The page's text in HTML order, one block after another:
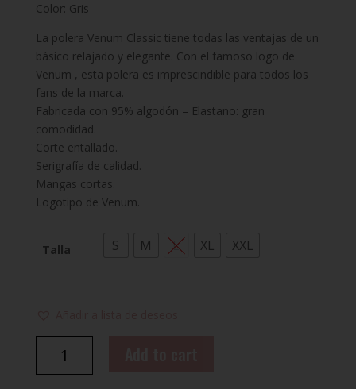
Color: Gris
La polera Venum Classic tiene todas las ventajas de un
básico relajado y elegante. Con el famoso logo de
Venum , esta polera es imprescindible para todos los
fans de la marca.
Fabricada con 95% algodón – Elastano: gran
comodidad.
Corte entallado.
Serigrafía de calidad.
Mangas cortas.
Logotipo de Venum.
Talla S M L XL XXL
CLASSIC